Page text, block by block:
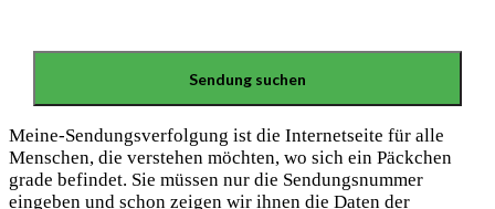
Meine-Sendungsverfolgung ist die Internetseite für alle
Menschen, die verstehen möchten, wo sich ein Päckchen
grade befindet. Sie müssen nur die Sendungsnummer
eingeben und schon zeigen wir ihnen die Daten der